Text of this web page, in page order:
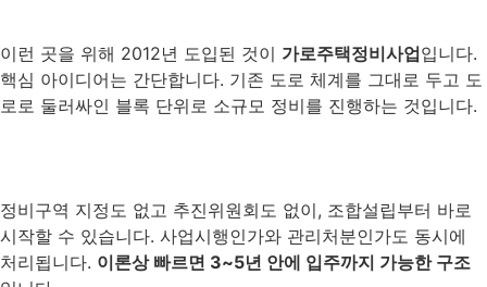
이런 곳을 위해 2012년 도입된 것이 가로주택정비사업입니다.
핵심 아이디어는 간단합니다. 기존 도로 체계를 그대로 두고 도
로로 둘러싸인 블록 단위로 소규모 정비를 진행하는 것입니다.
정비구역 지정도 없고 추진위원회도 없이, 조합설립부터 바로
시작할 수 있습니다. 사업시행인가와 관리처분인가도 동시에
처리됩니다. 이론상 빠르면 3~5년 안에 입주까지 가능한 구조